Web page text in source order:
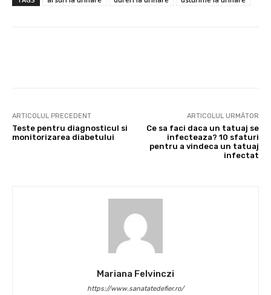
ARTICOLUL PRECEDENT
Teste pentru diagnosticul si
monitorizarea diabetului
ARTICOLUL URMĂTOR
Ce sa faci daca un tatuaj se
infecteaza? 10 sfaturi
pentru a vindeca un tatuaj
infectat
Mariana Felvinczi
https://www.sanatatedefier.ro/